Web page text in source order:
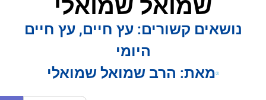
שמואל שמואלי
נושאים קשורים: עץ חיים,עץ חיים
היומי
מאת:הרב שמואל שמואלי